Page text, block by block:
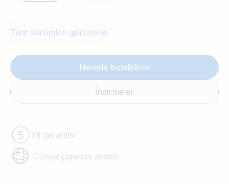
Tüm sürümleri görüntüle
Nerede bulabilirim
İndirmeler
Yıl garantisi
Dünya çapında destek